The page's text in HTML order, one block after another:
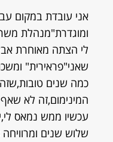
ומוגדרת"מנהלת
לי הצתה מאוחרת
כמה שנים
המינימום,זה לא
עכשיו ממש נמאס
שלוש שנים